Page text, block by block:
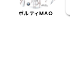
ポルティMAO